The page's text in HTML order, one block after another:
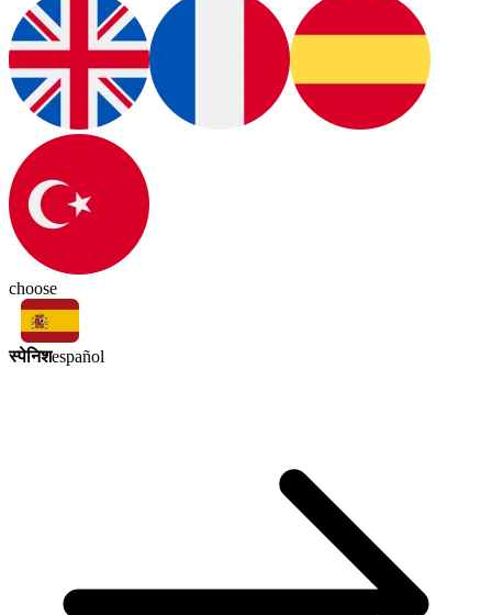
choose
स्पेनिशespañol